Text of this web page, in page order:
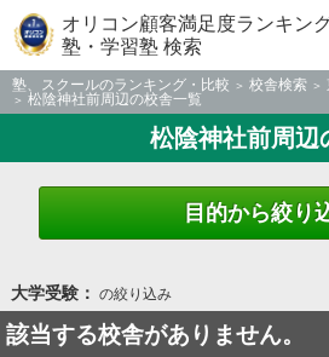
オリコン顧客満足度ランキン
塾・学習塾 検索
塾、スクールのランキング・比較 校舎検索
松陰神社前周辺の校舎一覧
松陰神社前周辺
目的から絞り
大学受験： の絞り込み
該当する校舎がありません。